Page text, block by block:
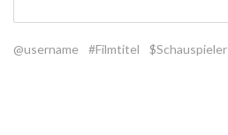
@username #Filmtitel $Schauspieler